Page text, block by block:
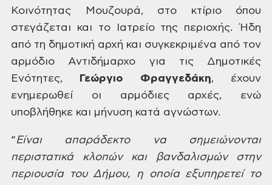
Κοινότητας Μουζουρά, στο κτίριο όπου
στεγάζεται και το Ιατρείο της περιοχής. Ήδη
από τη δημοτική αρχή και συγκεκριμένα από τον
αρμόδιο Αντιδήμαρχο για τιςΔημοτικές
Ενότητες,
Γεώργιο Φραγγεδάκη, έχουν
ενημερωθεί οι αρμόδιες αρχές, ενώ
υποβλήθηκε και μήνυση κατά αγνώστων.
“Είναιαπαράδεκτο να σημειώνονται
περιστατικάκλοπών και βανδαλισμών στην
περιουσίατου Δήμου, η οποία εξυπηρετεί το